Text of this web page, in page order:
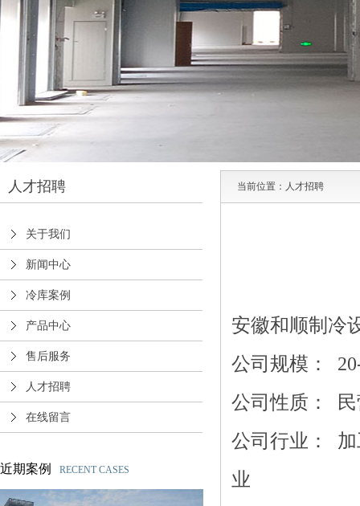
人才招聘
关于我们
新闻中心
冷库案例
产品中心
售后服务
人才招聘
在线留言
近期案例 RECENT CASES
当前位置： 人才招聘
安徽和顺制冷
公司规模：
公司性质：
公司行业：
业